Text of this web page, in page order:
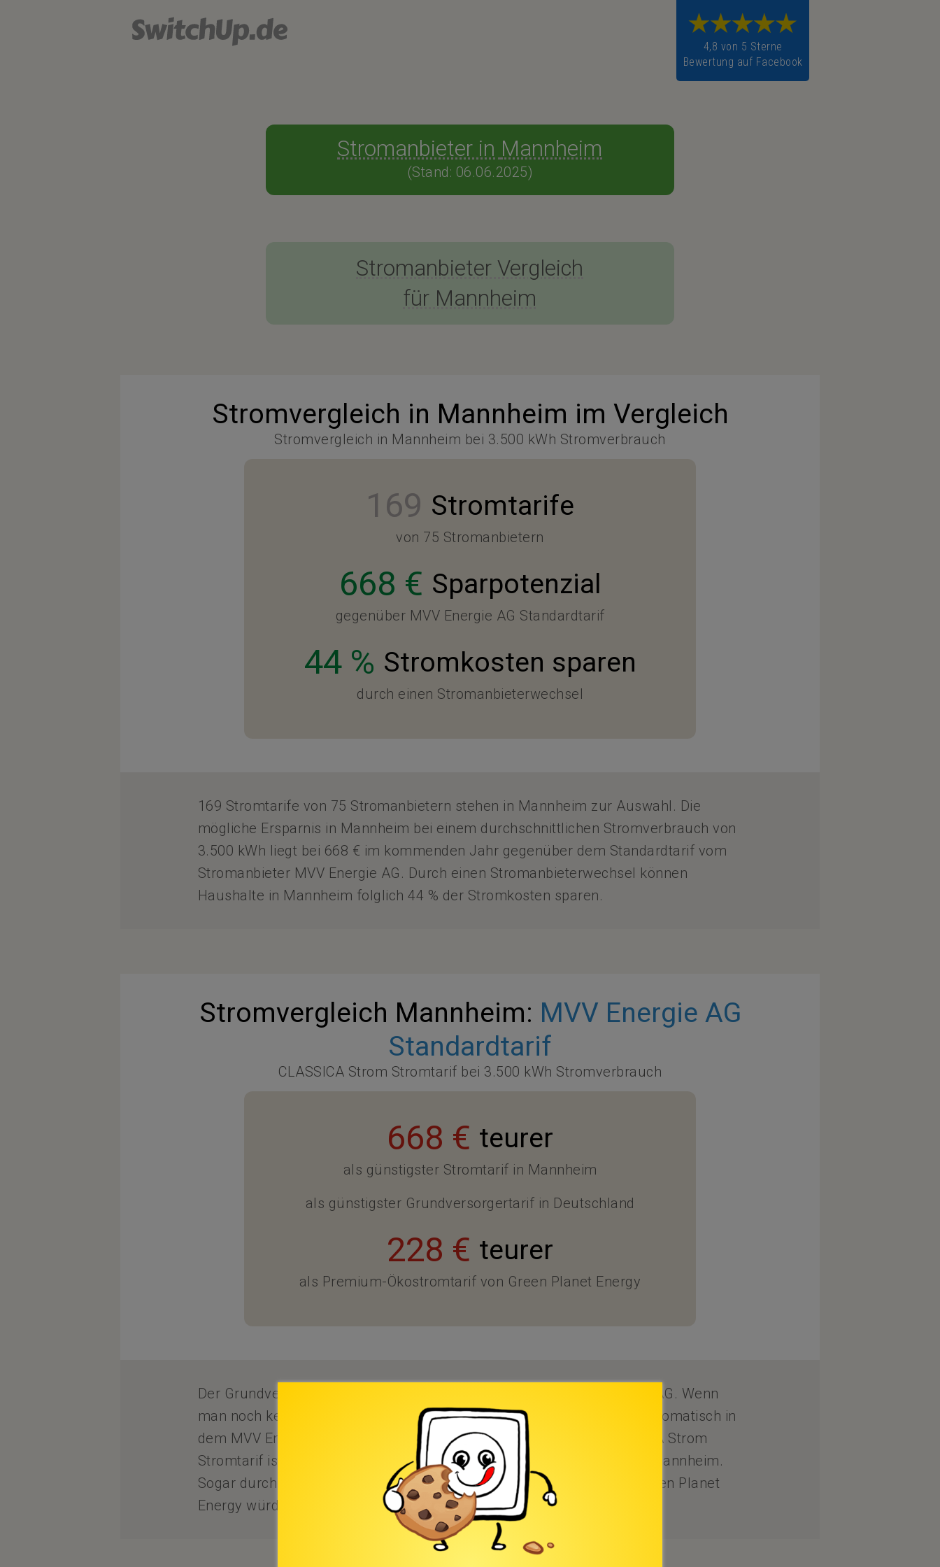
4,8 von 5 Sterne
Bewertung auf Facebook
Stromanbieter in Mannheim
(Stand: 06.06.2025)
Stromanbieter Vergleich
für Mannheim
Stromvergleich in Mannheim im Vergleich
Stromvergleich in Mannheim bei 3.500 kWh Stromverbrauch
169 Stromtarife
von 75 Stromanbietern
668 € Sparpotenzial
gegenüber MVV Energie AG Standardtarif
44 % Stromkosten sparen
durch einen Stromanbieterwechsel
169 Stromtarife von 75 Stromanbietern stehen in Mannheim zur Auswahl. Die
mögliche Ersparnis in Mannheim bei einem durchschnittlichen Stromverbrauch von
3.500 kWh liegt bei 668 € im kommenden Jahr gegenüber dem Standardtarif vom
Stromanbieter MVV Energie AG. Durch einen Stromanbieterwechsel können
Haushalte in Mannheim folglich 44 % der Stromkosten sparen.
Stromvergleich Mannheim: MVV Energie AG
Standardtarif
CLASSICA Strom Stromtarif bei 3.500 kWh Stromverbrauch
668 € teurer
als günstigster Stromtarif in Mannheim
als günstigster Grundversorgertarif in Deutschland
228 € teurer
als Premium-Ökostromtarif von Green Planet Energy
Der Grundversorger für Mannheim ist der Stromanbieter MVV Energie AG. Wenn
man noch keinen Stromanbieterwechsel vorgenommen hat, ist man automatisch in
dem MVV Energie AG Standardtarif „CLASSICA Strom“. Dieser CLASSICA Strom
Stromtarif ist 668 € bzw. 44 % teuerer als der günstigste Stromtarif in Mannheim.
Sogar durch einen Stromanbieterwechsel vom CLASSICA Strom zu Green Planet
Energy würde man 228 € an Stromkosten sparen.